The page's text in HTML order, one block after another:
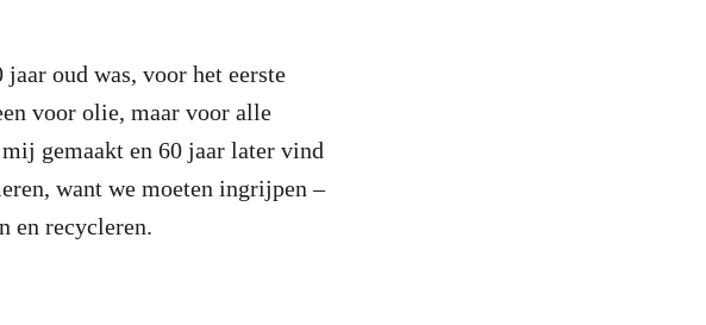
oud was, voor het eerste
voor olie, maar voor alle
gemaakt en 60 jaar later vind
want we moeten ingrijpen –
en recycleren.